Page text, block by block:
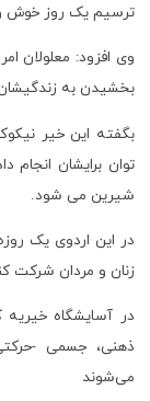
ترسیم یک روز خوش و
وی افزود: معلولان
بخشیدن به زندگیشان
بگفته این خیر
توان برایشان انجام
شیرین می شود‌.
در این اردوی یک
زنان و مردان شرکت
ذهنی، جسمی -
می‌شوند